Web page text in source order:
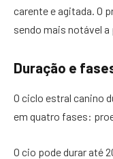
carente e agitada. O
sendo mais notável
Duração e
O ciclo estral canino
em quatro fases:
O cio pode durar até